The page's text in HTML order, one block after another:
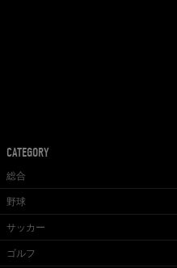
CATEGORY
総合
野球
サッカー
ゴルフ